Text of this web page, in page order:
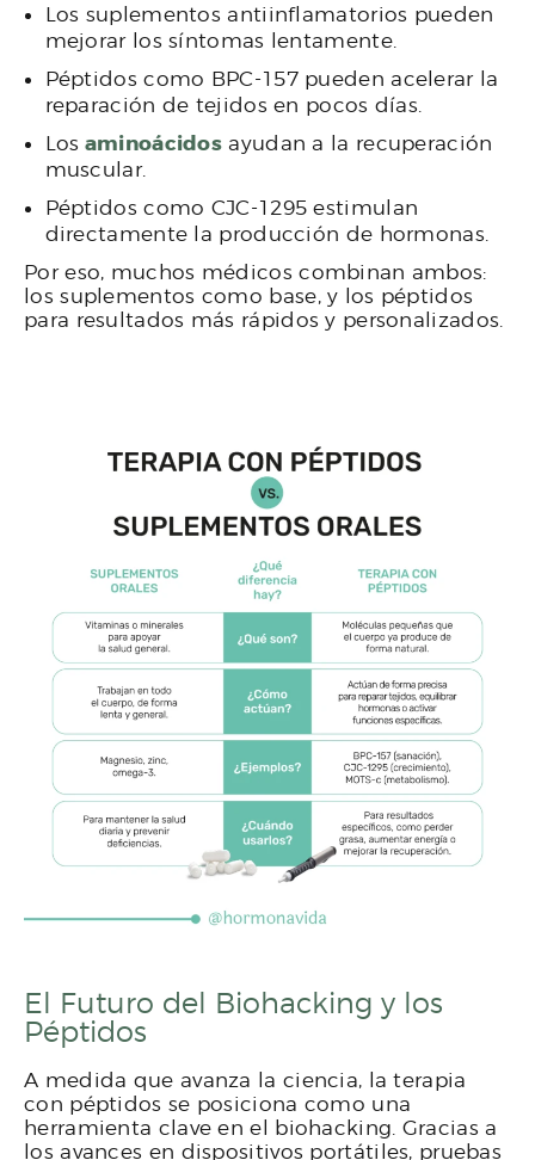
Los suplementos antiinflamatorios pueden
mejorar los síntomas lentamente.
Péptidos como BPC-157 pueden acelerar la
reparación de tejidos en pocos días.
Los aminoácidos ayudan a la recuperación
muscular.
Péptidos como CJC-1295 estimulan
directamente la producción de hormonas.
Por eso, muchos médicos combinan ambos:
los suplementos como base, y los péptidos
para resultados más rápidos y personalizados.
El Futuro del Biohacking y los
Péptidos
A medida que avanza la ciencia, la terapia
con péptidos se posiciona como una
herramienta clave en el biohacking. Gracias a
los avances en dispositivos portátiles, pruebas